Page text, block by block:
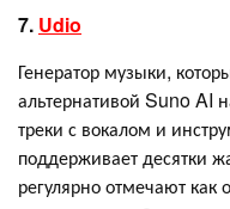
7. Udio
Генератор музыки,
альтернативой Suno AI
треки с вокалом и
поддерживает десятки
регулярно отмечают